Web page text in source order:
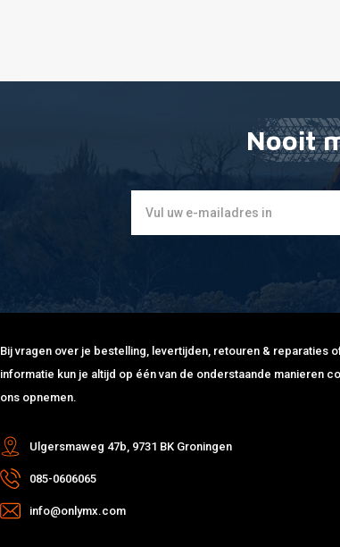
Nooit
Bij vragen over je bestelling, levertijden, retouren & reparaties
informatie kun je altijd op één van de onderstaande manieren
ons opnemen.
Ulgersmaweg 47b, 9731 BK Groningen
085-0606065
info@onlymx.com